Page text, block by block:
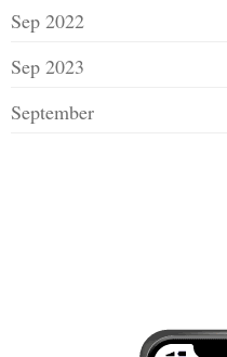
Sep 2022
Sep 2023
September